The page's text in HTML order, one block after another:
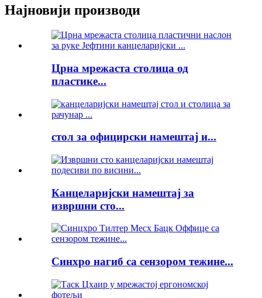
Најновији производи
Црна мрежаста столица од
пластике...
стол за официрски намештај и...
Канцеларијски намештај за
извршни сто...
Синхро нагиб са сензором тежине...